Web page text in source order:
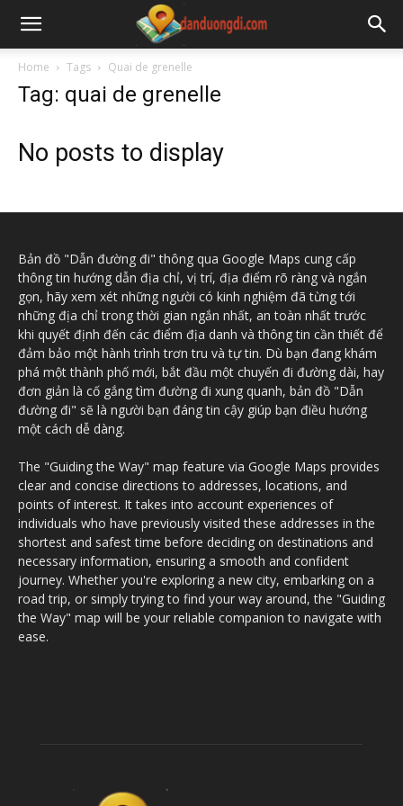
Home Tags Quai de grenelle
Tag: quai de grenelle
No posts to display
Bản đồ "Dẫn đường đi" thông qua Google Maps cung cấp
thông tin hướng dẫn địa chỉ, vị trí, địa điểm rõ ràng và ngắn
gọn, hãy xem xét những người có kinh nghiệm đã từng tới
những địa chỉ trong thời gian ngắn nhất, an toàn nhất trước
khi quyết định đến các điểm địa danh và thông tin cần thiết để
đảm bảo một hành trình trơn tru và tự tin. Dù bạn đang khám
phá một thành phố mới, bắt đầu một chuyến đi đường dài, hay
đơn giản là cố gắng tìm đường đi xung quanh, bản đồ "Dẫn
đường đi" sẽ là người bạn đáng tin cậy giúp bạn điều hướng
một cách dễ dàng.
The "Guiding the Way" map feature via Google Maps provides
clear and concise directions to addresses, locations, and
points of interest. It takes into account experiences of
individuals who have previously visited these addresses in the
shortest and safest time before deciding on destinations and
necessary information, ensuring a smooth and confident
journey. Whether you're exploring a new city, embarking on a
road trip, or simply trying to find your way around, the "Guiding
the Way" map will be your reliable companion to navigate with
ease.